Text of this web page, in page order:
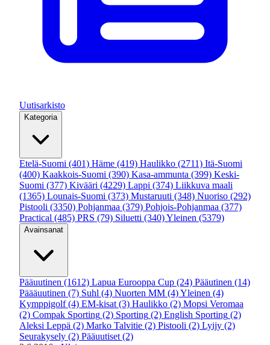
Uutisarkisto
Kategoria
Etelä-Suomi (401) Häme (419) Haulikko (2711) Itä-Suomi
(400) Kaakkois-Suomi (390) Kasa-ammunta (399) Keski-
Suomi (377) Kivääri (4229) Lappi (374) Liikkuva maali
(1365) Lounais-Suomi (373) Mustaruuti (348) Nuoriso (292)
Pistooli (3350) Pohjanmaa (379) Pohjois-Pohjanmaa (377)
Practical (485) PRS (79) Siluetti (340)Yleinen (5379)
Avainsanat
Pääuutinen (1612) Lapua Eurooppa Cup (24) Pääutinen (14)
Päääuutinen (7) Suhl (4) Nuorten MM (4)Yleinen (4)
Kymppigolf (4) EM-kisat (3) Haulikko (2) Mopsi Veromaa
(2) Compak Sporting (2) Sporting (2) English Sporting (2)
Aleksi Leppä (2) Marko Talvitie (2) Pistooli (2) Lyijy (2)
Seurakysely (2) Pääuutiset (2)